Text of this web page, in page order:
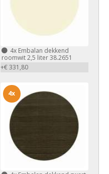
4xEmbalan dekkend
roomwit 2,5 liter 38.2651
+€ 331,80
4x